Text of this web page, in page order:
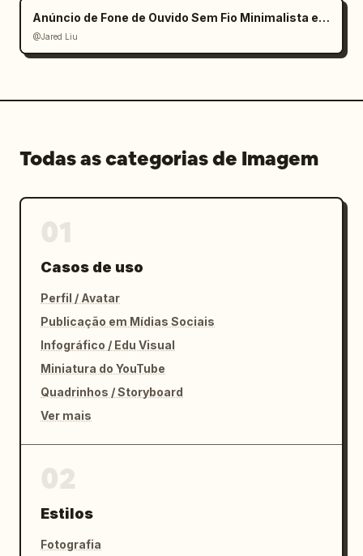
Anúncio de Fone de Ouvido Sem Fio Minimalista e Elegante
@Jared Liu
Todas as categorias de Imagem
Casos de uso
Perfil / Avatar
Publicação em Mídias Sociais
Infográfico / Edu Visual
Miniatura do YouTube
Quadrinhos / Storyboard
Ver mais
Estilos
Fotografia